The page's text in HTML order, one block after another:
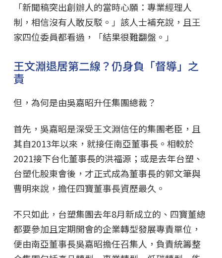
「新聞稿突出創辦人的當時心願：專業經理人
制，相信沒有人敢反駁。」該人士補充說，且王
家四位委員都看過，「結果很難翻盤。」
王文淵退居第二線？仍身負「督導」之
責
但，為何是由吳嘉昭升任集團總裁？
首先，吳嘉昭是深受王文淵信任的集團老臣，且
其自2013年以來，就接任南亞董事長。相較於
2021接下台化董事長的洪福源；或是去年台塑、
台塑化股東會後，才正式成為董事長的郭文筆與
曹明來說，擔任四寶董事長資歷最久。
不只如此，台塑集團去年8月新成立的、四寶董總
都要參加且定期開會的企業轉型發展專責單位，
便由南亞董事長吳嘉昭擔任召集人，負責統籌整